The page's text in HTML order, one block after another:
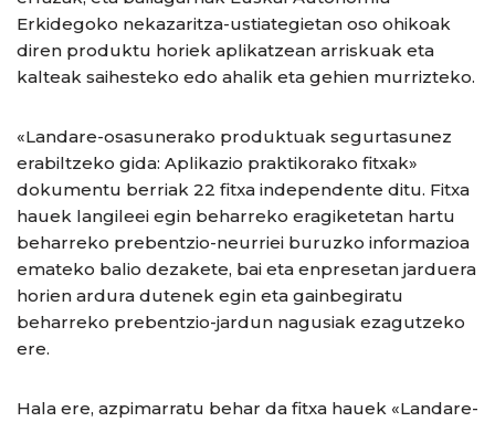
Erkidegoko nekazaritza-ustiategietan oso ohikoak
diren produktu horiek aplikatzean arriskuak eta
kalteak saihesteko edo ahalik eta gehien murrizteko.
«Landare-osasunerako produktuak segurtasunez
erabiltzeko gida: Aplikazio praktikorako fitxak»
dokumentu berriak 22 fitxa independente ditu. Fitxa
hauek langileei egin beharreko eragiketetan hartu
beharreko prebentzio-neurriei buruzko informazioa
emateko balio dezakete, bai eta enpresetan jarduera
horien ardura dutenek egin eta gainbegiratu
beharreko prebentzio-jardun nagusiak ezagutzeko
ere.
Hala ere, azpimarratu behar da fitxa hauek «Landare-